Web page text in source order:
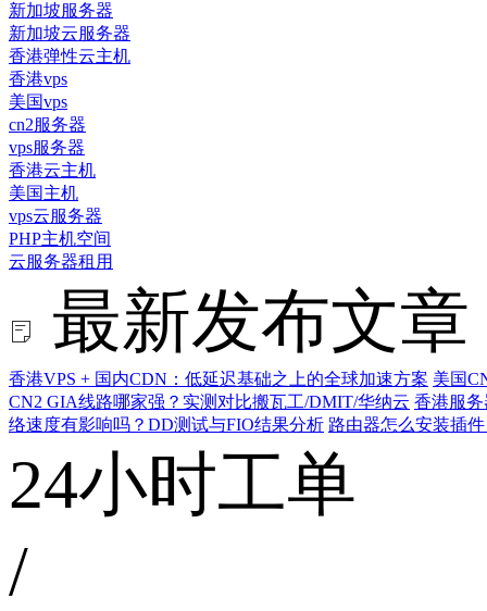
新加坡服务器
新加坡云服务器
香港弹性云主机
香港vps
美国vps
cn2服务器
vps服务器
香港云主机
美国主机
vps云服务器
PHP主机空间
云服务器租用
最新发布文章
香港VPS + 国内CDN：低延迟基础之上的全球加速方案 美国
CN2 GIA线路哪家强？实测对比搬瓦工/DMIT/华纳云 香港服
络速度有影响吗？DD测试与FIO结果分析 路由器怎么安装插
24小时工单
/